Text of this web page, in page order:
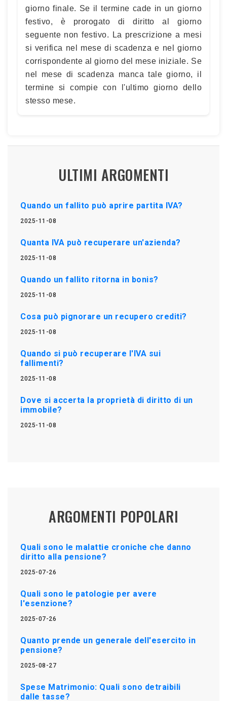
giorno finale. Se il termine cade in un giorno
festivo, è prorogato di diritto al giorno
seguente non festivo. La prescrizione a mesi
si verifica nel mese di scadenza e nel giorno
corrispondente al giorno del mese iniziale. Se
nel mese di scadenza manca tale giorno, il
termine si compie con l'ultimo giorno dello
stesso mese.
ULTIMI ARGOMENTI
Quando un fallito può aprire partita IVA?
2025-11-08
Quanta IVA può recuperare un'azienda?
2025-11-08
Quando un fallito ritorna in bonis?
2025-11-08
Cosa può pignorare un recupero crediti?
2025-11-08
Quando si può recuperare l'IVA sui
fallimenti?
2025-11-08
Dove si accerta la proprietà di diritto di un
immobile?
2025-11-08
ARGOMENTI POPOLARI
Quali sono le malattie croniche che danno
diritto alla pensione?
2025-07-26
Quali sono le patologie per avere
l'esenzione?
2025-07-26
Quanto prende un generale dell'esercito in
pensione?
2025-08-27
Spese Matrimonio: Quali sono detraibili
dalle tasse?